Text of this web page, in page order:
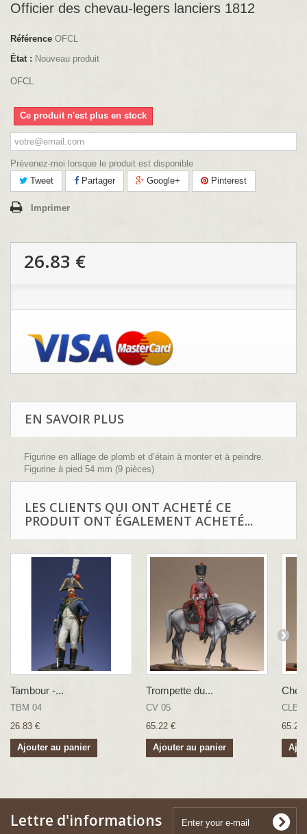
Officier des chevau-legers lanciers 1812
Référence OFCL
État : Nouveau produit
OFCL
Ce produit n'est plus en stock
Prévenez-moi lorsque le produit est disponible
Tweet
Partager Google+ Pinterest
Imprimer
26.83 €
EN SAVOIR PLUS
Figurine en alliage de plomb et d’étain à monter et à peindre.
Figurine à pied 54 mm (9 pièces)
LES CLIENTS QUI ONT ACHETÉ CE
PRODUIT ONT ÉGALEMENT ACHETÉ...
Tambour -...
TBM 04
26.83 €
Ajouter au panier
Trompette du...
CV 05
65.22 €
Ajouter au panier
CLB
65.22
Lettre d'informations